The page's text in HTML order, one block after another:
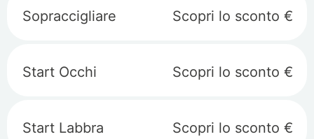
Sopraccigliare Scopri lo sconto €
Start Occhi Scopri lo sconto €
Start Labbra Scopri lo sconto €